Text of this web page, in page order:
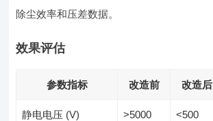
除尘效率和压差数据。
效果评估
参数指标 改造前 改造后
静电电压 (V) >5000 <500